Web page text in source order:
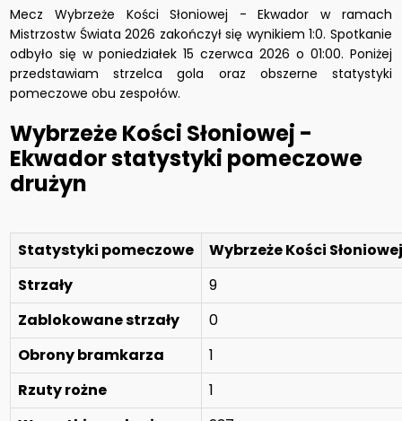
Mecz Wybrzeże Kości Słoniowej - Ekwador w ramach
Mistrzostw Świata 2026 zakończył się wynikiem 1:0. Spotkanie
odbyło się w poniedziałek 15 czerwca 2026 o 01:00. Poniżej
przedstawiam strzelca gola oraz obszerne statystyki
pomeczowe obu zespołów.
Wybrzeże Kości Słoniowej -
Ekwador statystyki pomeczowe
drużyn
Statystyki pomeczowe
Wybrzeże Kości
Strzały
9
Zablokowane strzały
0
Obrony bramkarza
1
Rzuty rożne
1